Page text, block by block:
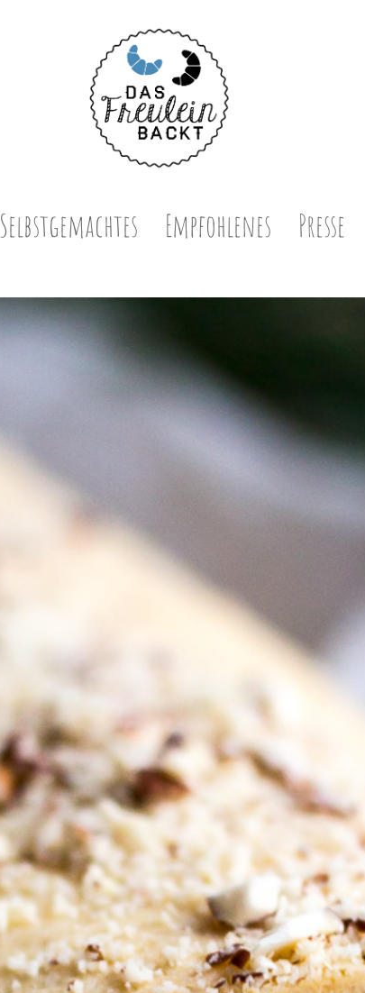
Selbstgemachtes Empfohlenes Presse